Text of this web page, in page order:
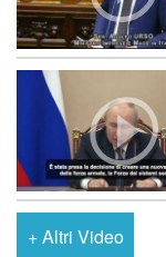
+Altri Video